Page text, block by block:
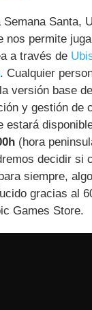
Santa,
nos permite
a través de
. Cualquier
versión base
y gestión de
estará
(hora
decidir si
siempre,
gracias al
Games Store.